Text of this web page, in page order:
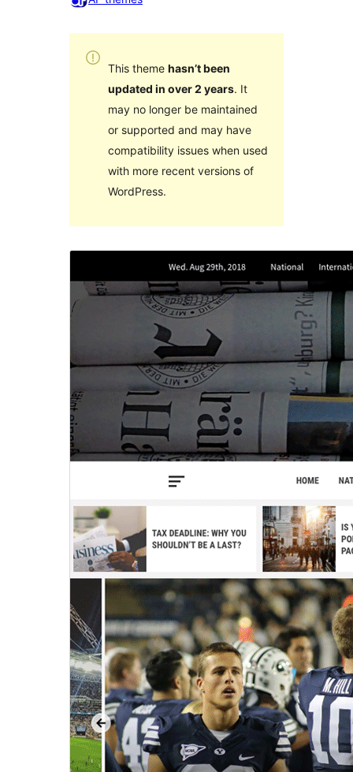
This theme hasn’t been
updated in over 2 years. It
may no longer be maintained
or supported and may have
compatibility issues when used
with more recent versions of
WordPress.